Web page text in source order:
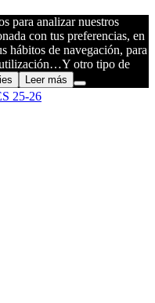
25-26
para analizar nuestros
con tus preferencias, en
hábitos de navegación, para
utilización…Y otro tipo de
Leer más